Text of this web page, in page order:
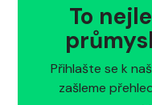
To
Přihlašte se k
zašleme